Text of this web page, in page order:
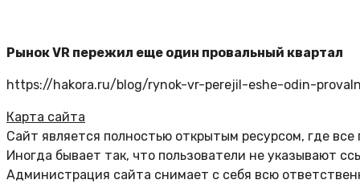
Рынок VR пережил еще один провальный квартал
https://hakora.ru/blog/rynok-vr-perejil-eshe-odin-
Карта сайта
Сайт является полностью открытым ресурсом, где
Иногда бывает так, что пользователи не указывают
Администрация сайта снимает с себя всю